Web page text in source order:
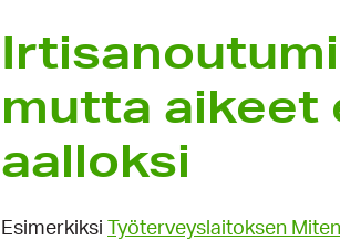
mutta aikeet
aalloksi
Esimerkiksi Työterveyslaitoksen